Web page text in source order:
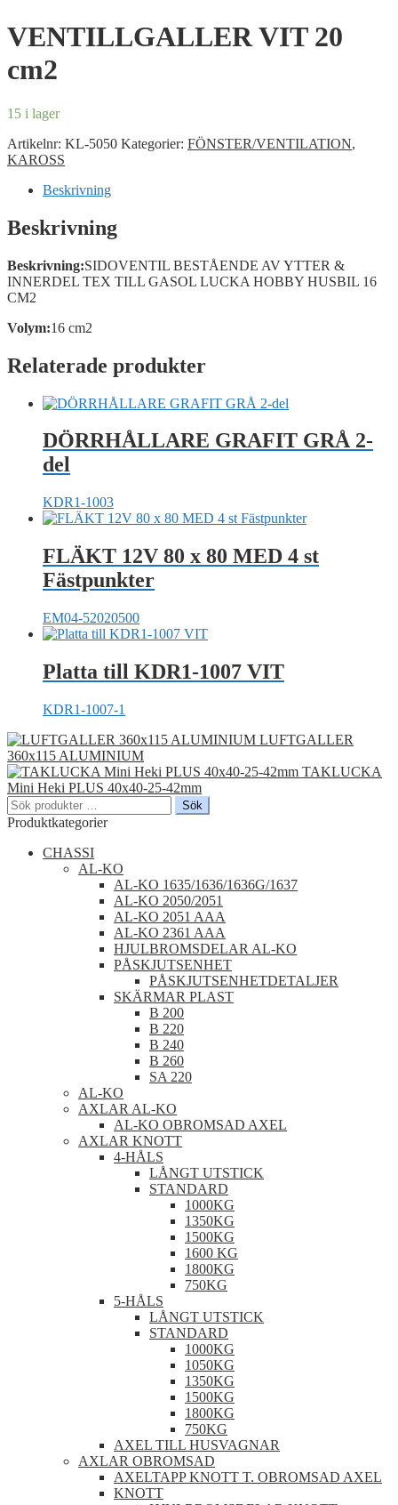
VENTILLGALLER VIT 20
cm2
15 i lager
Artikelnr: KL-5050 Kategorier: FÖNSTER/VENTILATION,
KAROSS
Beskrivning
Beskrivning
Beskrivning:SIDOVENTIL BESTÅENDE AV YTTER &
INNERDEL TEX TILL GASOL LUCKA HOBBY HUSBIL 16
CM2
Volym:16 cm2
Relaterade produkter
DÖRRHÅLLARE GRAFIT GRÅ 2-
del
KDR1-1003
FLÄKT 12V 80 x 80 MED 4 st
Fästpunkter
EM04-52020500
Platta till KDR1-1007 VIT
KDR1-1007-1
LUFTGALLER
360x115 ALUMINIUM
TAKLUCKA
Mini Heki PLUS 40x40-25-42mm
Sök
efter:
Sök
Produktkategorier
CHASSI
AL-KO
AL-KO 1635/1636/1636G/1637
AL-KO 2050/2051
AL-KO 2051 AAA
AL-KO 2361 AAA
HJULBROMSDELAR AL-KO
PÅSKJUTSENHET
PÅSKJUTSENHETDETALJER
SKÄRMAR PLAST
B 200
B 220
B 240
B 260
SA 220
AL-KO
AXLAR AL-KO
AL-KO OBROMSAD AXEL
AXLAR KNOTT
4-HÅLS
LÅNGT UTSTICK
STANDARD
1000KG
1350KG
1500KG
1600 KG
1800KG
750KG
5-HÅLS
LÅNGT UTSTICK
STANDARD
1000KG
1050KG
1350KG
1500KG
1800KG
750KG
AXEL TILL HUSVAGNAR
AXLAR OBROMSAD
AXELTAPP KNOTT T. OBROMSAD AXEL
KNOTT